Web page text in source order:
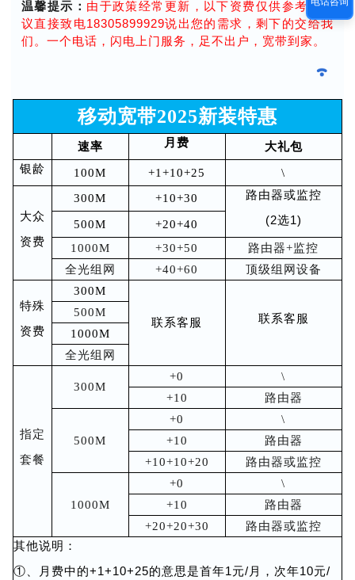
温馨提示： 由于政策经常更新，以下资费仅供参考，建
议直接致电18305899929说出您的需求，剩下的交给我
们。一个电话，闪电上门服务，足不出户，宽带到家。
移动宽带2025新装特惠
速率 月费 大礼包
银龄 100M +1+10+25 \
大众
资费
300M +10+30 路由器或监控
(2选1)
500M
+20+40
1000M
+30+50
路由器+监控
全光组网
+40+60 顶级组网设备
特殊
资费
300M
联系客服 联系客服
500M
1000M
全光组网
指定
套餐
300M
+0
\
+10
路由器
500M
+0
\
+10
路由器
+10+10+20
路由器或监控
1000M
+0
\
+10
路由器
+20+20+30
路由器或监控
其他说明：
①、月费中的+1+10+25的意思是首年1元/月，次年10元/